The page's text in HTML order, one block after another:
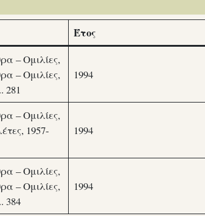
Έτος
– Ομιλίες,
– Ομιλίες,
281
1994
– Ομιλίες,
1957-
1994
– Ομιλίες,
– Ομιλίες,
384
1994